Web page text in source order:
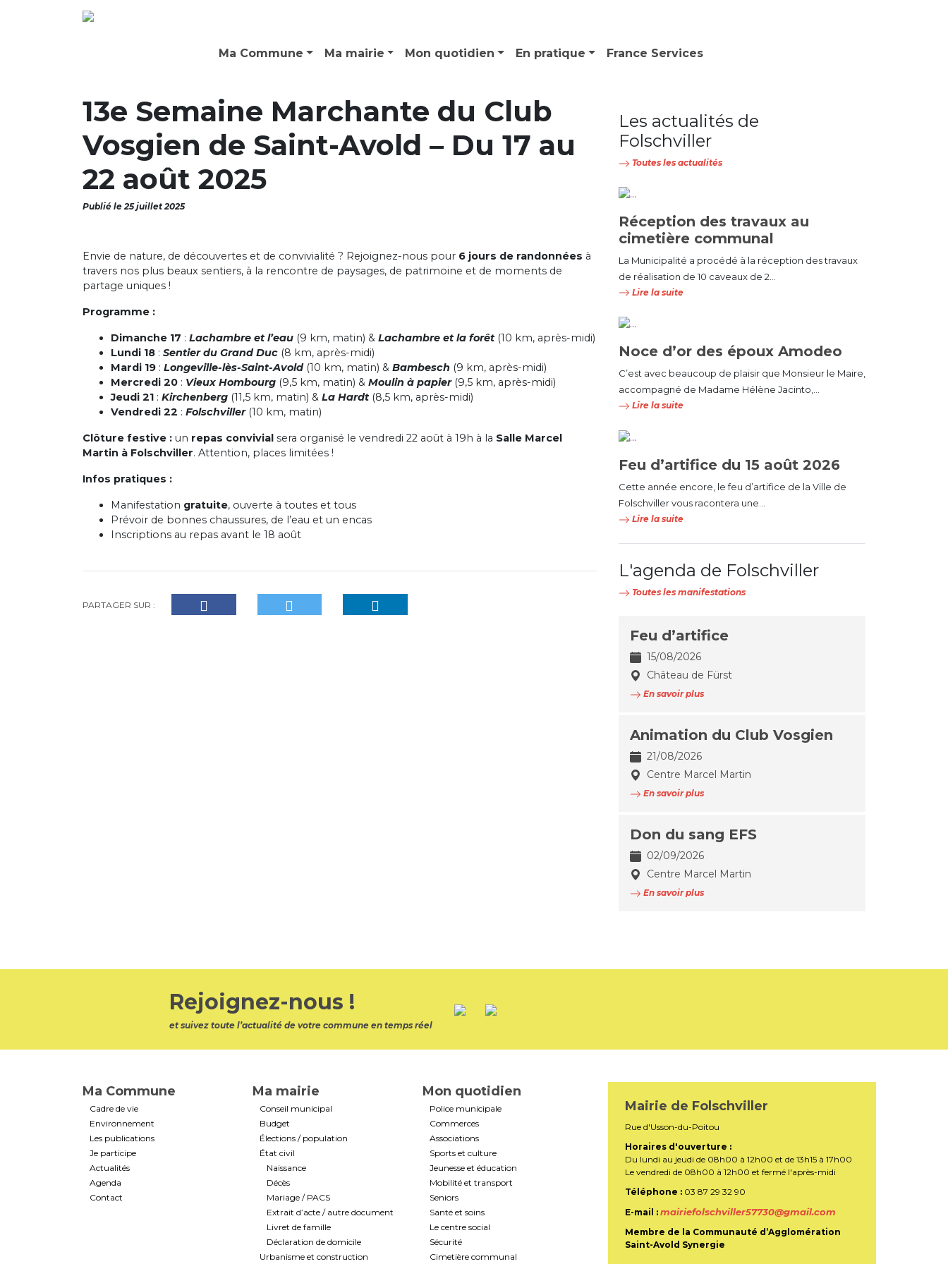
Ma Commune Ma mairie Mon quotidien En pratique France Services
13e Semaine Marchante du Club
Vosgien de Saint-Avold – Du 17 au
22 août 2025
Publié le 25 juillet 2025
Envie de nature, de découvertes et de convivialité ? Rejoignez-nous pour 6 jours de randonnées à
travers nos plus beaux sentiers, à la rencontre de paysages, de patrimoine et de moments de
partage uniques !
Programme :
Dimanche 17 : Lachambre et l’eau (9 km, matin) & Lachambre et la forêt(10 km, après-midi)
Lundi 18 : Sentier du Grand Duc (8 km, après-midi)
Mardi 19 : Longeville-lès-Saint-Avold(10 km, matin) & Bambesch (9 km, après-midi)
Mercredi 20 : Vieux Hombourg (9,5 km, matin) & Moulin à papier(9,5 km, après-midi)
Jeudi 21 : Kirchenberg (11,5 km, matin) & La Hardt(8,5 km, après-midi)
Vendredi 22 : Folschviller(10 km, matin)
Clôture festive : un repas convivial sera organisé le vendredi 22 août à 19h à la Salle Marcel
Martin à Folschviller. Attention, places limitées !
Infos pratiques :
Manifestation gratuite, ouverte à toutes et tous
Prévoir de bonnes chaussures, de l’eau et un encas
Inscriptions au repas avant le 18 août
PARTAGER SUR :
Les actualités de
Folschviller
Toutes les actualités
Réception des travaux au
cimetière communal
La Municipalité a procédé à la réception des travaux
de réalisation de 10 caveaux de 2...
Lire la suite
Noce d’or des époux Amodeo
C’est avec beaucoup de plaisir que Monsieur le Maire,
accompagné de Madame Hélène Jacinto,...
Lire la suite
Feu d’artifice du 15 août 2026
Cette année encore, le feu d’artifice de la Ville de
Folschviller vous racontera une...
Lire la suite
L'agenda de Folschviller
Toutes les manifestations
Feu d’artifice
15/08/2026
Château de Fürst
En savoir plus
Animation du Club Vosgien
21/08/2026
Centre Marcel Martin
En savoir plus
Don du sang EFS
02/09/2026
Centre Marcel Martin
En savoir plus
Rejoignez-nous !
et suivez toute l’actualité de votre commune en temps réel
Ma Commune
Cadre de vie
Environnement
Les publications
Je participe
Actualités
Agenda
Contact
Ma mairie
Conseil municipal
Budget
Élections / population
État civil
Naissance
Décès
Mariage / PACS
Extrait d’acte / autre document
Livret de famille
Déclaration de domicile
Urbanisme et construction
Mon quotidien
Police municipale
Commerces
Associations
Sports et culture
Jeunesse et éducation
Mobilité et transport
Seniors
Santé et soins
Le centre social
Sécurité
Cimetière communal
Mairie de Folschviller
Rue d'Usson-du-Poitou
Horaires d'ouverture :
Du lundi au jeudi de 08h00 à 12h00 et de 13h15 à 17h00
Le vendredi de 08h00 à 12h00 et fermé l'après-midi
Téléphone : 03 87 29 32 90
E-mail : mairiefolschviller57730@gmail.com
Membre de la Communauté d’Agglomération
Saint-Avold Synergie